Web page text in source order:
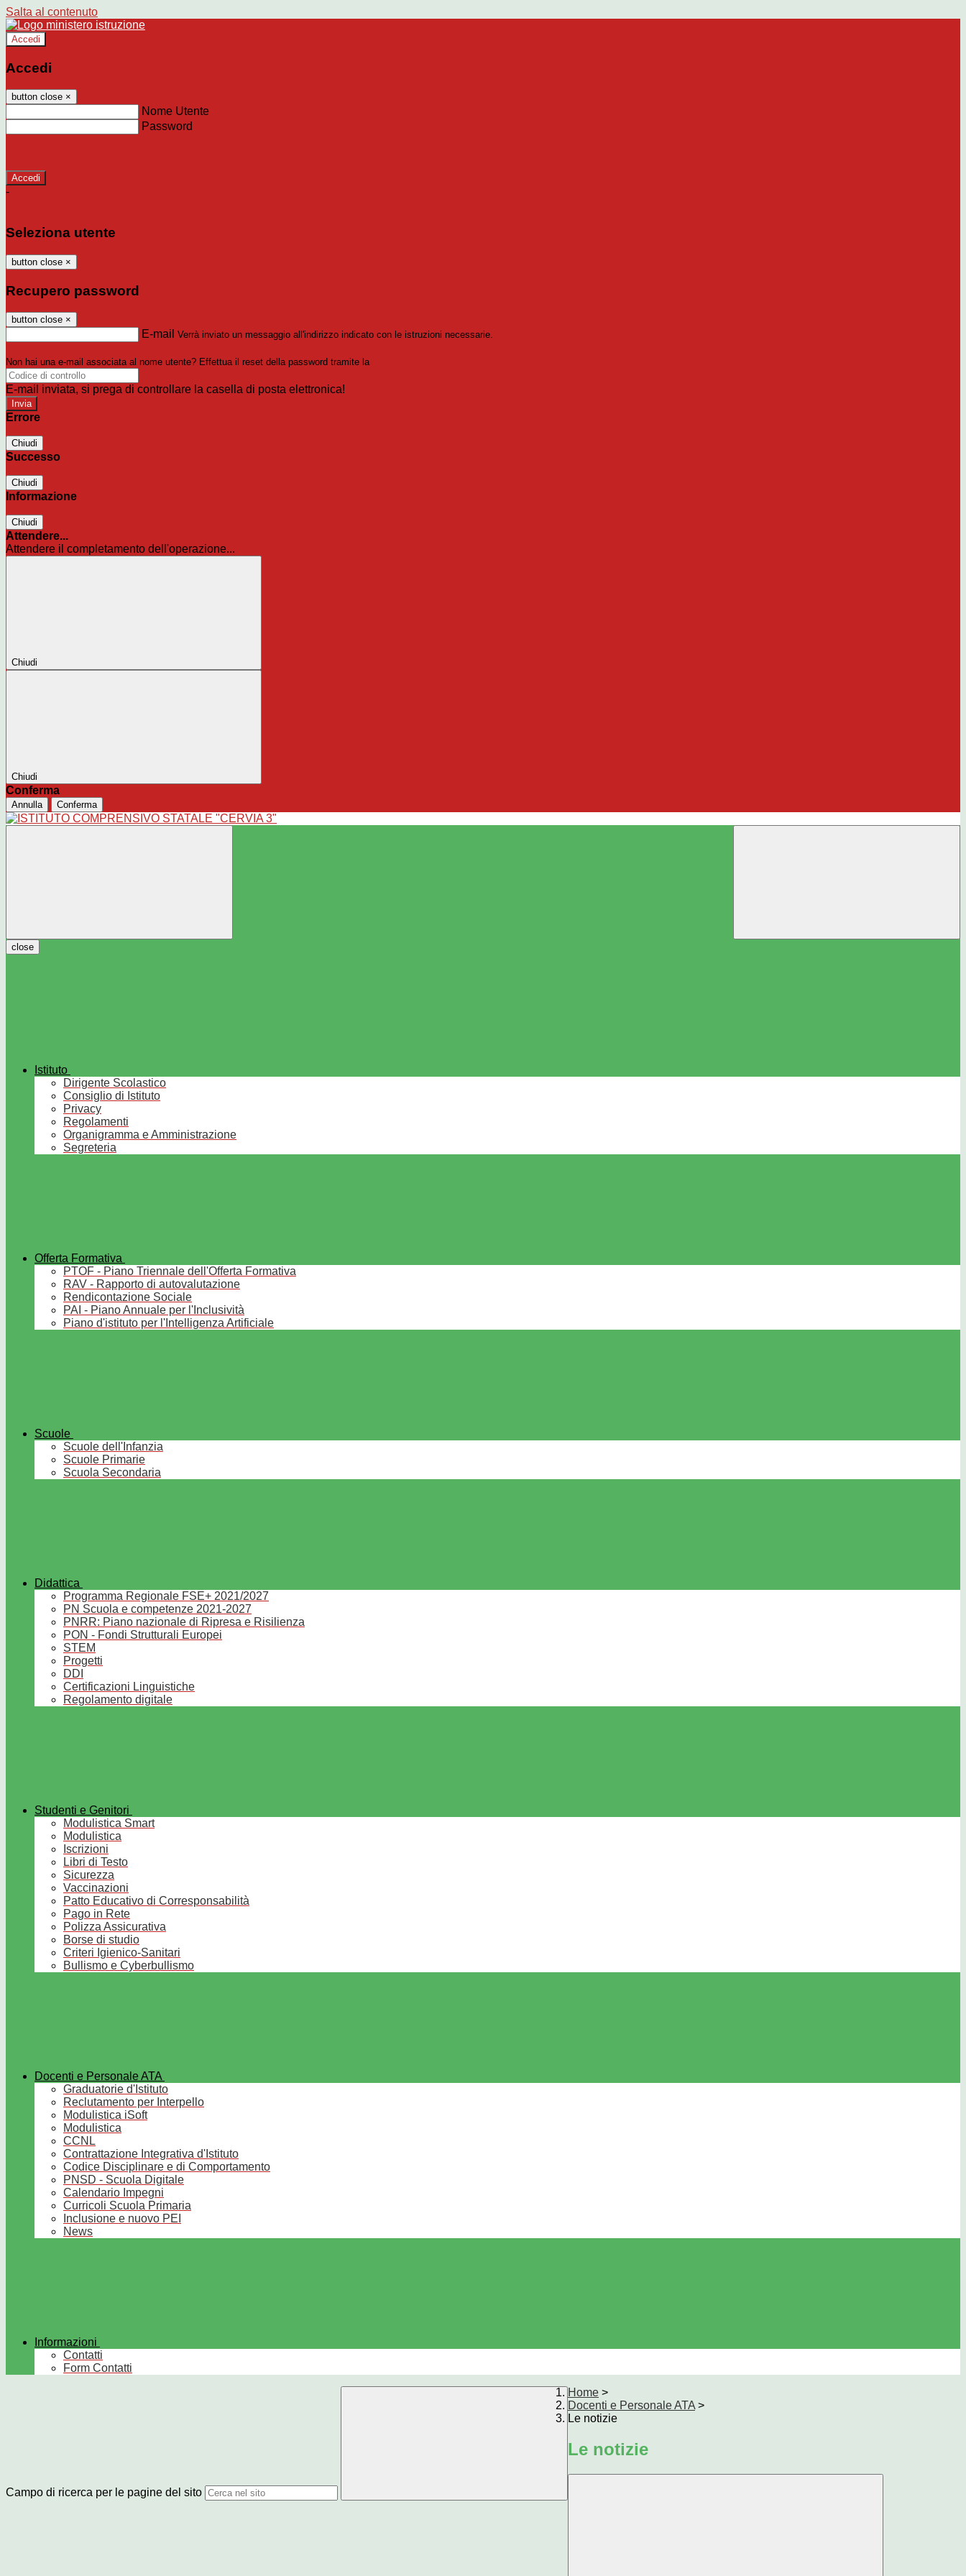
Salta al contenuto
Accedi
Accedi
button close ×
Nome Utente
Password
-
Seleziona utente
button close ×
Recupero password
button close ×
E-mail Verrà inviato un messaggio all'indirizzo indicato con le istruzioni necessarie.
Non hai una e-mail associata al nome utente? Effettua il reset della password tramite la
E-mail inviata, si prega di controllare la casella di posta elettronica!
Errore
Chiudi
Successo
Chiudi
Informazione
Chiudi
Attendere...
Attendere il completamento dell'operazione...
Chiudi
Chiudi
Conferma
Annulla Conferma
close
Istituto
Dirigente Scolastico
Consiglio di Istituto
Privacy
Regolamenti
Organigramma e Amministrazione
Segreteria
Offerta Formativa
PTOF - Piano Triennale dell'Offerta Formativa
RAV - Rapporto di autovalutazione
Rendicontazione Sociale
PAI - Piano Annuale per l'Inclusività
Piano d'istituto per l'Intelligenza Artificiale
Scuole
Scuole dell'Infanzia
Scuole Primarie
Scuola Secondaria
Didattica
Programma Regionale FSE+ 2021/2027
PN Scuola e competenze 2021-2027
PNRR: Piano nazionale di Ripresa e Risilienza
PON - Fondi Strutturali Europei
STEM
Progetti
DDI
Certificazioni Linguistiche
Regolamento digitale
Studenti e Genitori
Modulistica Smart
Modulistica
Iscrizioni
Libri di Testo
Sicurezza
Vaccinazioni
Patto Educativo di Corresponsabilità
Pago in Rete
Polizza Assicurativa
Borse di studio
Criteri Igienico-Sanitari
Bullismo e Cyberbullismo
Docenti e Personale ATA
Graduatorie d'Istituto
Reclutamento per Interpello
Modulistica iSoft
Modulistica
CCNL
Contrattazione Integrativa d'Istituto
Codice Disciplinare e di Comportamento
PNSD - Scuola Digitale
Calendario Impegni
Curricoli Scuola Primaria
Inclusione e nuovo PEI
News
Informazioni
Contatti
Form Contatti
Campo di ricerca per le pagine del sito
Home >
Docenti e Personale ATA >
Le notizie
Le notizie